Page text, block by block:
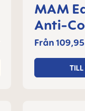
MAM
Anti-
Från
TILL